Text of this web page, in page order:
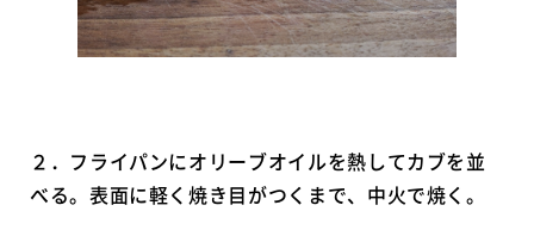
２．フライパンにオリーブオイルを熱してカブを並
べる。表面に軽く焼き目がつくまで、中火で焼く。